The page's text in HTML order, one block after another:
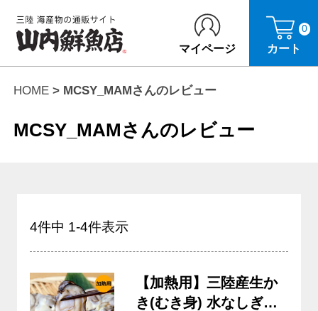
マイページ カート
0
HOME MCSY_MAMさんのレビュー
MCSY_MAMさんのレビュー
4件中 1-4件表示
【加熱用】三陸産生か
き(むき身) 水なしぎっ